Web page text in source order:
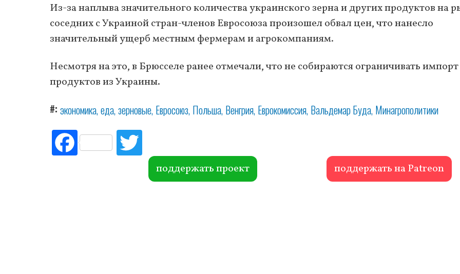
Из-за наплыва значительного количества украинского зерна и других продуктов на
соседних с Украиной стран-членов Евросоюза произошел обвал цен, что нанесло
значительный ущерб местным фермерам и агрокомпаниям.
Несмотря на это, в Брюсселе ранее отмечали, что не собираются ограничивать импорт
продуктов из Украины.
# экономика еда зерновые Евросоюз Польша Венгрия Еврокомиссия Вальдемар Буда Минагрополитики
Fac
ebo itte
r поддержать проект поддержать на Patreon